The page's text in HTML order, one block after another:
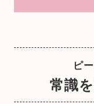
ピ
常識